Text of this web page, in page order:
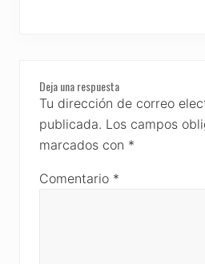
Reader
Interactions
Deja una respuesta
Tu dirección de correo
publicada. Los campos
marcados con *
Comentario *